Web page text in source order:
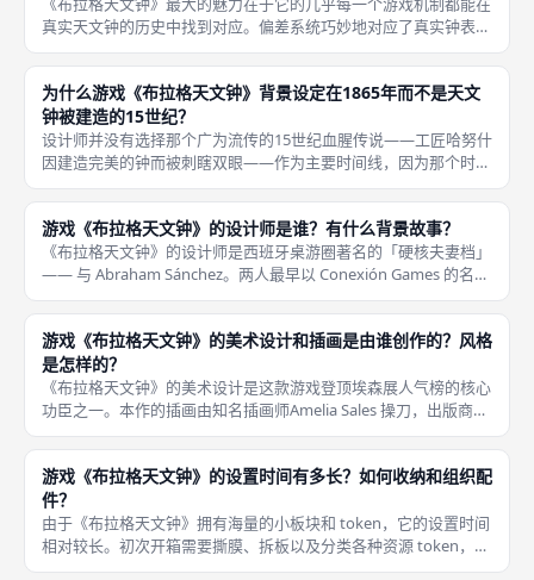
真实天文钟的历史中找到对应。偏差系统巧妙地对应了真实钟表维
修中齿轮磨损与矫正的概念——强行推动机械必然会留下隐患。
双表盘联动直接模拟了真实天文钟的上层天文表盘（显示太阳、月
亮与星座
为什么游戏《布拉格天文钟》背景设定在1865年而不是天文
钟被建造的15世纪？
设计师并没有选择那个广为流传的15世纪血腥传说——工匠哈努什
因建造完美的钟而被刺瞎双眼——作为主要时间线，因为那个时代
的天文钟机械结构尚不完善，缺乏后期精美的日历盘与使徒雕像。
这既是设计师的考据用心，也增强了游戏的代入感。 1865 年是布
游戏《布拉格天文钟》的设计师是谁？有什么背景故事？
《布拉格天文钟》的设计师是西班牙桌游圈著名的「硬核夫妻档」
—— 与 Abraham Sánchez。两人最早以 Conexión Games 的名义
进行桌游自媒体创作，积累了大量的核心玩家知识，后来转型全职
设计。 在设计这款游戏时，他们希望
游戏《布拉格天文钟》的美术设计和插画是由谁创作的？风格
是怎样的？
《布拉格天文钟》的美术设计是这款游戏登顶埃森展人气榜的核心
功臣之一。本作的插画由知名插画师Amelia Sales 操刀，出版商
Perro Loko Games 以「极度奢华的美术标准」闻名，在这款游戏
中更是将这种美学推向了极致。 Ame
游戏《布拉格天文钟》的设置时间有多长？如何收纳和组织配
件？
由于《布拉格天文钟》拥有海量的小板块和 token，它的设置时间
相对较长。初次开箱需要撕膜、拆板以及分类各种资源 token，可
能需要15 分钟以上才能将所有配件摆放整齐；熟练后设置速度可